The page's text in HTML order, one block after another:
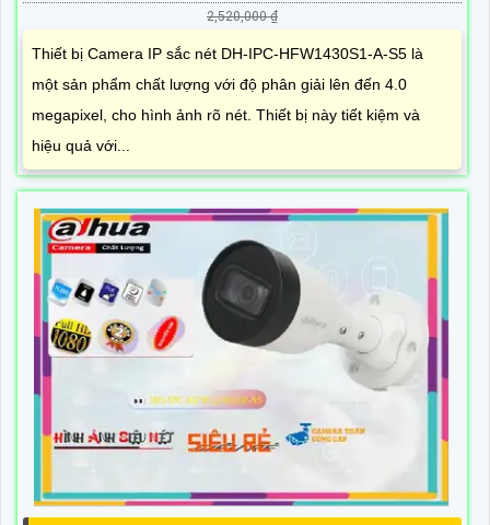
2,520,000 ₫
Thiết bị Camera IP sắc nét DH-IPC-HFW1430S1-A-S5 là
một sản phẩm chất lượng với độ phân giải lên đến 4.0
megapixel, cho hình ảnh rõ nét. Thiết bị này tiết kiệm và
hiệu quả với...